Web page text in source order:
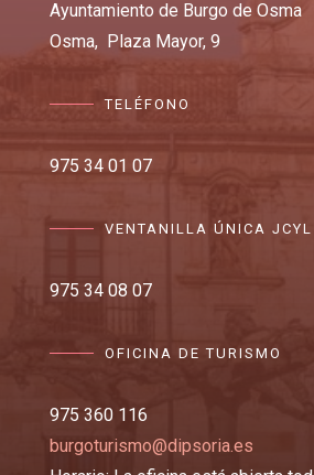
Ayuntamiento de Burgo de Osma
Osma, Plaza Mayor, 9
TELÉFONO
975 34 01 07
VENTANILLA ÚNICA JCYL
975 34 08 07
OFICINA DE TURISMO
975 360 116
burgoturismo@dipsoria.es